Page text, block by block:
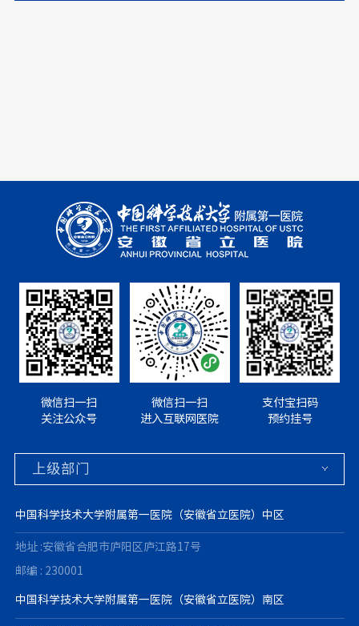
微信扫一扫
关注公众号
微信扫一扫
进入互联网医院
支付宝扫码
预约挂号
中国科学技术大学附属第一医院（安徽省立医院）中区
地址 :安徽省合肥市庐阳区庐江路17号
邮编 : 230001
中国科学技术大学附属第一医院（安徽省立医院）南区